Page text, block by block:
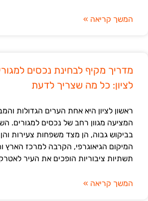
המשך קריאה »
מדריך מקיף לבחינת נכסים
לציון: כל מה שצריך לדעת
ראשון לציון היא אחת הערים הגדולות
המציעה מגוון רחב של נכסים למגורים.
בביקוש גבוה, הן מצד משפחות צעירות
המיקום הגיאוגרפי, הקרבה למרכז הארץ
תשתיות ציבוריות הופכים את העיר
המשך קריאה »